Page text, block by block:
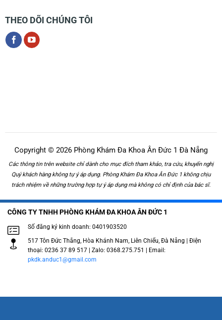
THEO DÕI CHÚNG TÔI
Copyright © 2026 Phòng Khám Đa Khoa Ân Đức 1 Đà Nẵng
Các thông tin trên website chỉ dành cho mục đích tham khảo, tra cứu, khuyến nghị
Quý khách hàng không tự ý áp dụng. Phòng Khám Đa Khoa Ân Đức 1 không chịu
trách nhiệm về những trường hợp tự ý áp dụng mà không có chỉ định của bác sĩ.
CÔNG TY TNHH PHÒNG KHÁM ĐA KHOA ÂN ĐỨC 1
Số đăng ký kinh doanh: 0401903520
517 Tôn Đức Thắng, Hòa Khánh Nam, Liên Chiểu, Đà Nẵng | Điện
thoại: 0236 37 89 517 | Zalo: 0368.275.751 | Email:
pkdk.anduc1@gmail.com